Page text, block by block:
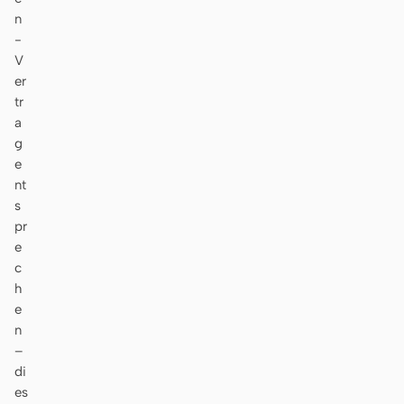
n
-
V
er
tr
a
g
e
nt
s
pr
e
c
h
e
n
–
di
es